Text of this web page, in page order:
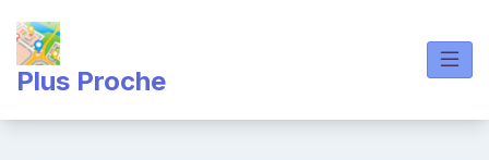
content
Plus Proche